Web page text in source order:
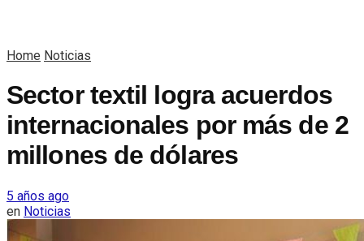
Home Noticias
Sector textil logra acuerdos
internacionales por más de 2
millones de dólares
5 años ago
en Noticias